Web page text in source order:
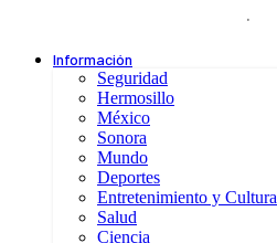
.
Información
Seguridad
Hermosillo
México
Sonora
Mundo
Deportes
Entretenimiento y Cultura
Salud
Ciencia